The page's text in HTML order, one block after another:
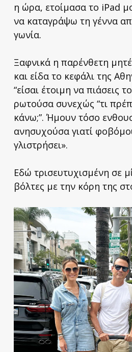
η ώρα, ετοίμασα το iPad
να καταγράψω τη γέννα
γωνία.
Ξαφνικά η παρένθετη
και είδα το κεφάλι της
“είσαι έτοιμη να πιάσεις
ρωτούσα συνεχώς “τι
κάνω;”. Ήμουν τόσο
ανησυχούσα γιατί
γλιστρήσει».
Εδώ τρισευτυχισμένη σε
βόλτες με την κόρη της